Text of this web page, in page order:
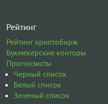
Рейтинг
Рейтинг криптобирж
Букмекерские конторы
Прогнозисты
Черный список
Белый список
Зеленый список